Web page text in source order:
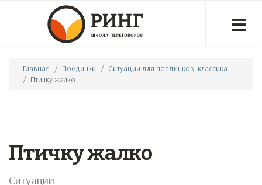
Главная Поединки
Ситуации для поединков: классика
Птичку жалко
Птичку жалко
Ситуации